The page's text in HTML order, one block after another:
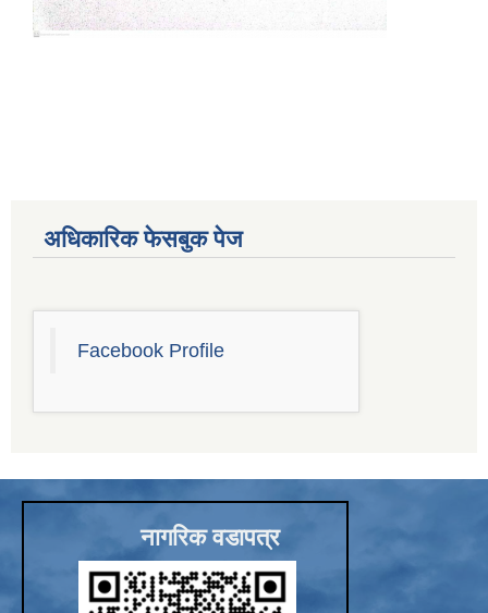
अधिकारिक फेसबुक पेज
Facebook Profile
नागरिक वडापत्र